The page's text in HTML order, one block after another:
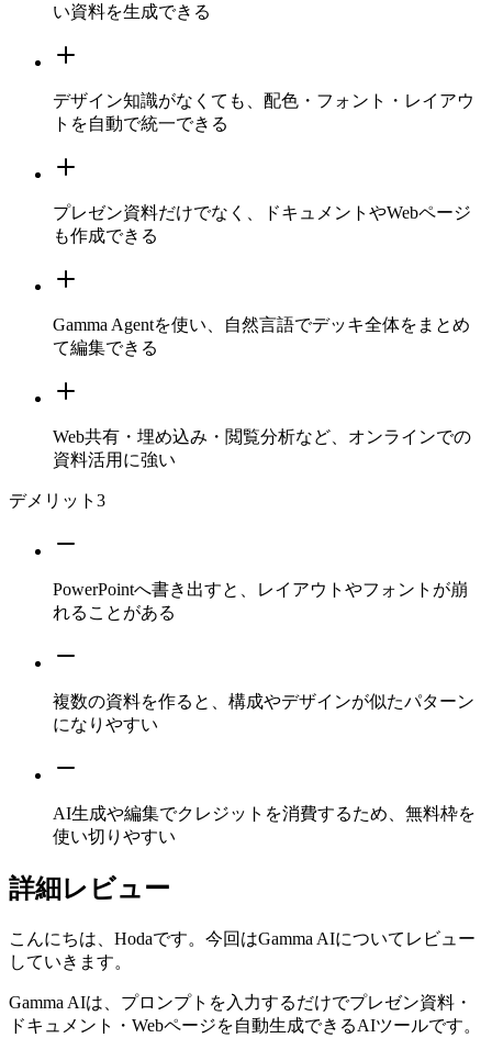
い資料を生成できる
デザイン知識がなくても、配色・フォント・レイアウ
トを自動で統一できる
プレゼン資料だけでなく、ドキュメントやWebページ
も作成できる
Gamma Agentを使い、自然言語でデッキ全体をまとめ
て編集できる
Web共有・埋め込み・閲覧分析など、オンラインでの
資料活用に強い
デメリット 3
PowerPointへ書き出すと、レイアウトやフォントが崩
れることがある
複数の資料を作ると、構成やデザインが似たパターン
になりやすい
AI生成や編集でクレジットを消費するため、無料枠を
使い切りやすい
詳細レビュー
こんにちは、Hodaです。今回はGamma AIについてレビュー
していきます。
Gamma AIは、プロンプトを入力するだけでプレゼン資料・
ドキュメント・Webページを自動生成できるAIツールです。